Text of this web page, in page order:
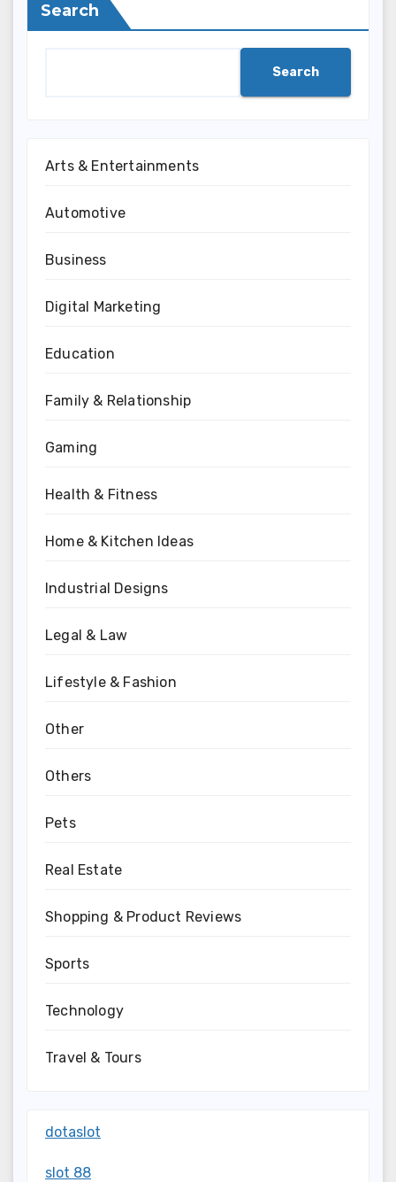
Search
Search
Arts & Entertainments
Automotive
Business
Digital Marketing
Education
Family & Relationship
Gaming
Health & Fitness
Home & Kitchen Ideas
Industrial Designs
Legal & Law
Lifestyle & Fashion
Other
Others
Pets
Real Estate
Shopping & Product Reviews
Sports
Technology
Travel & Tours
dotaslot
slot 88